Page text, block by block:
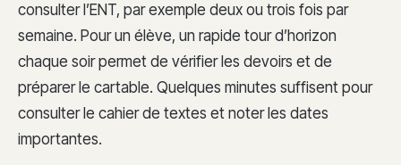
consulter l’ENT, par exemple deux ou trois fois par
semaine. Pour un élève, un rapide tour d’horizon
chaque soir permet de vérifier les devoirs et de
préparer le cartable. Quelques minutes suffisent pour
consulter le cahier de textes et noter les dates
importantes.